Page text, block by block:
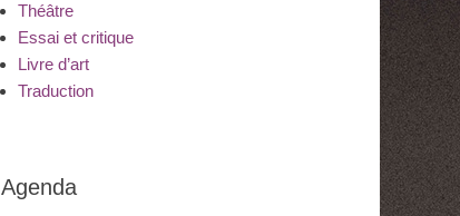
Théâtre
Essai et critique
Livre d’art
Traduction
Agenda